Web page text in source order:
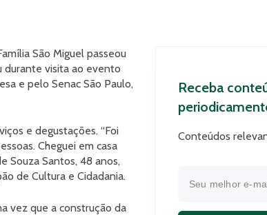
São Miguel passeou
durante visita ao evento
e pelo Senac São Paulo,
e degustações. “Foi
Cheguei em casa
Souza Santos, 48 anos,
de Cultura e Cidadania.
vez que a construção da
Receba
Conteúdos